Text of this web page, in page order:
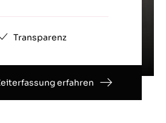
Transparenz
erfahren